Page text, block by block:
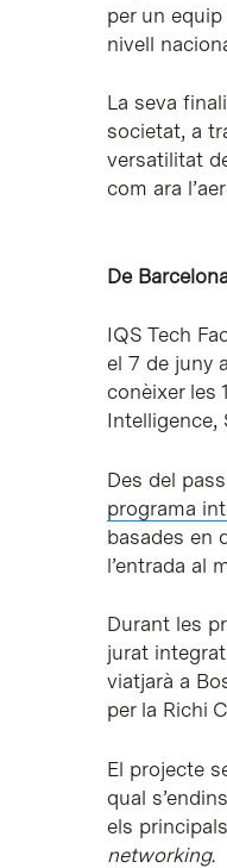
per un
nivell
La seva
societat, a
versatilitat
com ara
De
IQS Tech
el 7 de juny
conèixer les
Intelligence,
Des del
programa
basades en
l’entrada al
Durant les
jurat
viatjarà a
per la Richi
El projecte
qual
els
networking.